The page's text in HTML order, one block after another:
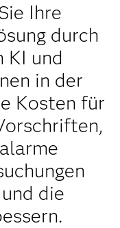
Ihre
durch
KI und
in der
Kosten für
die